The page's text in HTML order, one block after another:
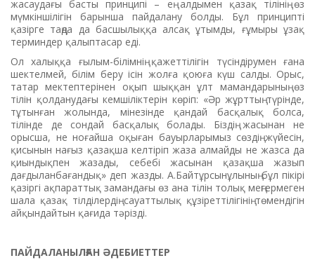
жасаудағы басты принципі – ең алдымен қазақ тілінің өз
мүмкіншілігін барынша пайдалану болды. Бұл принципті
қазірге таңда да басшылыққа алсақ ұтымды, ғұмыры ұзақ
терминдер қалыптасар еді.
Ол халыққа ғылым-білімнің қажеттілігін түсіндірумен ғана
шектелмей, білім беру ісін жолға қоюға күш салды. Орыс,
татар мектептерінен оқып шыққан ұлт мамандарының өз
тілін қолданудағы кемшіліктерін көріп: «Әр жұрттың түрінде,
тұтынған жолында, мінезінде қандай басқалық болса,
тілінде де сондай басқалық болады. Біздің жасынан не
орысша, не ноғайша оқыған бауырларымыз сөздің жүйесін,
қисынын нағыз қазақша келтіріп жаза алмайды не жазса да
қиындықпен жазады, себебі жасынан қазақша жазып
дағдыланбағандық» деп жазды. А.Байтұрсынұлының бұл пікірі
қазіргі ақпараттық замандағы өз ана тілін толық меңгермеген
шала қазақ тілділердің сауаттылық құзіреттілігінің төмендігін
айқындайтын қағида тәрізді.
ПАЙДАЛАНЫЛҒАН ӘДЕБИЕТТЕР